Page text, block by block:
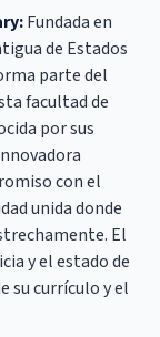
Fundada en
de Estados
parte del
facultad de
por sus
con el
unida donde
El
y el estado de
su currículo y el